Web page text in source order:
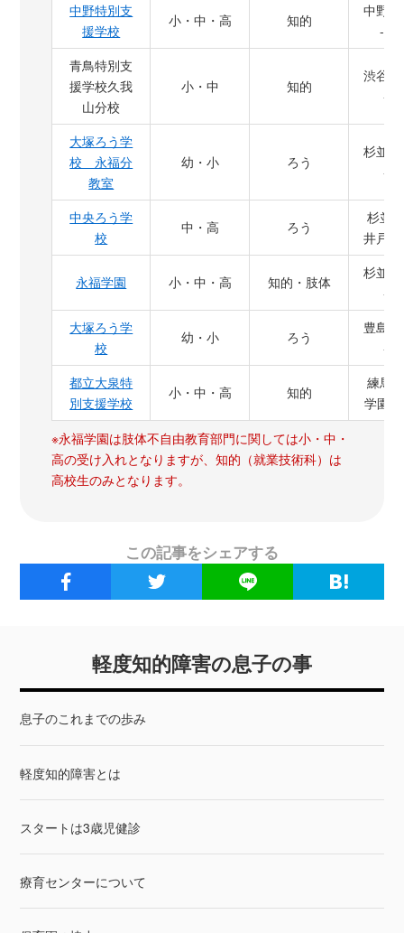
中野特別支
援学校
小・中・高 知的
中野
-
青鳥特別支
援学校久我
山分校
小・中 知的
渋谷
-5-
大塚ろう学
校 永福分
教室
幼・小 ろう
杉並
-7-
中央ろう学
校
中・高 ろう
杉並
井戸
永福学園 小・中・高 知的・肢体
杉並
-7-
大塚ろう学
校
幼・小 ろう
豊島
-
都立大泉特
別支援学校
小・中・高 知的
練馬
学園
※永福学園は肢体不自由教育部門に関しては小・中・
高の受け入れとなりますが、知的（就業技術科）は
高校生のみとなります。
この記事をシェアする
軽度知的障害の息子の事
息子のこれまでの歩み
軽度知的障害とは
スタートは3歳児健診
療育センターについて